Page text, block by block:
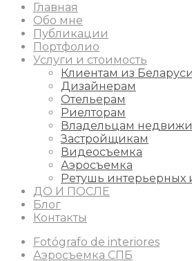
Главная
Обо мне
Публикации
Портфолио
Услуги и стоимость
Клиентам из Беларуси
Дизайнерам
Отельерам
Риелторам
Владельцам
Застройщикам
Видеосъемка
Аэросъемка
Ретушь интерьерных
ДО И ПОСЛЕ
Блог
Контакты
Fotógrafo de interiores
Аэросъемка СПБ